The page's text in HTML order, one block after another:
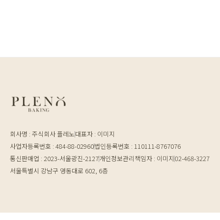
회사명 : 주식회사 플레노대표자 : 이미지
사업자등록번호 : 484-88-02960법인등록번호 : 110111-8767076
통신판매업 : 2023-서울광진-2127개인정보관리책임자 : 이미지02-468-3227
서울특별시 강남구 영동대로 602, 6층